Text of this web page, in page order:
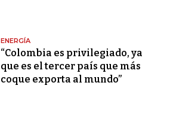
ENERGÍA
“Colombia es privilegiado, ya
que es el tercer país que más
coque exporta al mundo”